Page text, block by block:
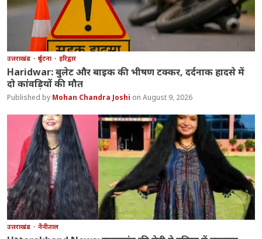
उत्तराखंड दुर्घटना हरिद्वार
Haridwar: बुलेट और बाइक की भीषण टक्कर, दर्दनाक हादसे में
दो कांवड़ियों की मौत
Mohan Chandra Joshi August 9, 2026
उत्तराखंड नैनीताल